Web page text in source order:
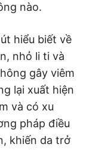
nào.
hiểu biết về
nhỏ li ti và
gây viêm
lại xuất hiện
và có xu
pháp điều
khiến da trở